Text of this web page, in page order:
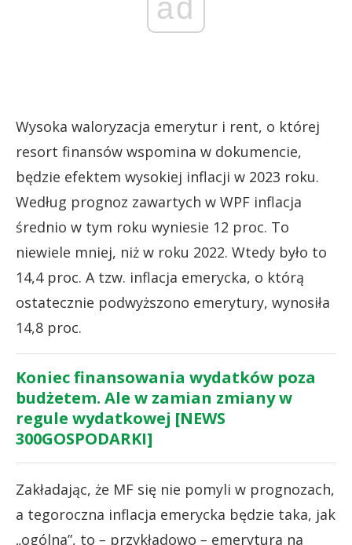
ad
Wysoka waloryzacja emerytur i rent, o której
resort finansów wspomina w dokumencie,
będzie efektem wysokiej inflacji w 2023 roku.
Według prognoz zawartych w WPF inflacja
średnio w tym roku wyniesie 12 proc. To
niewiele mniej, niż w roku 2022. Wtedy było to
14,4 proc. A tzw. inflacja emerycka, o którą
ostatecznie podwyższono emerytury, wynosiła
14,8 proc.
Koniec finansowania wydatków poza
budżetem. Ale w zamian zmiany w
regule wydatkowej [NEWS
300GOSPODARKI]
Zakładając, że MF się nie pomyli w prognozach,
a tegoroczna inflacja emerycka będzie taka, jak
„ogólna”, to – przykładowo – emerytura na